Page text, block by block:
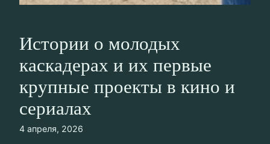
Истории о молодых
каскадерах и их первые
крупные проекты в кино и
сериалах
4 апреля, 2026